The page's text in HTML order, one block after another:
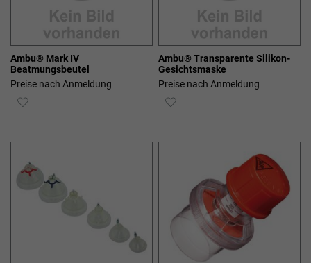
Ambu® Mark IV
Beatmungsbeutel
Preise nach Anmeldung
ZUR
Ambu® Transparente Silikon-
Gesichtsmaske
Preise nach Anmeldung
ZUR